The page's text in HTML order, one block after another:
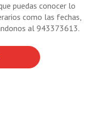
puedas conocer lo
como las fechas,
al 943373613.